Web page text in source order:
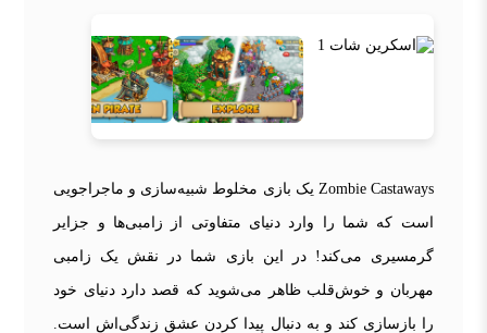
Zombie Castaways یک بازی مخلوط شبیه‌سازی و ماجراجویی
است که شما را وارد دنیای متفاوتی از زامبی‌ها و جزایر
گرمسیری می‌کند! در این بازی شما در نقش یک زامبی
مهربان و خوش‌قلب ظاهر می‌شوید که قصد دارد دنیای خود
را بازسازی کند و به دنبال پیدا کردن عشق زندگی‌اش است.